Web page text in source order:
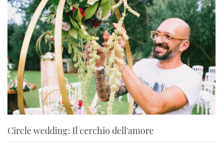
Circle wedding: Il cerchio dell'amore